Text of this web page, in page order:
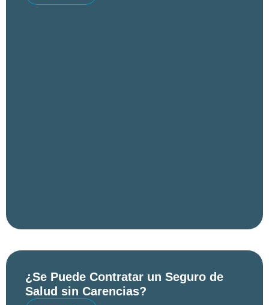
¿Se Puede Contratar un Seguro de
Salud sin Carencias?